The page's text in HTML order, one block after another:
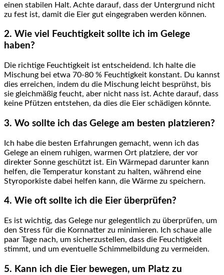
einen stabilen Halt. Achte darauf, dass der‌ Untergrund nicht
⁣zu fest ist, damit die Eier gut eingegraben werden können.
2. Wie ‍viel Feuchtigkeit sollte ich im Gelege
haben?
Die richtige Feuchtigkeit ist entscheidend. Ich halte die ​
Mischung bei etwa 70-80 % ​Feuchtigkeit konstant. ‌Du kannst
dies erreichen,⁣ indem du⁤ die​ Mischung leicht besprühst, bis
sie gleichmäßig feucht, aber nicht nass ist. Achte darauf, ⁣dass
keine Pfützen entstehen, da dies⁣ die‌ Eier schädigen könnte.
3. Wo ‌sollte⁣ ich das Gelege am besten ⁣platzieren?
Ich habe die besten Erfahrungen gemacht, wenn ich das
Gelege an einem ruhigen, warmen ⁣Ort platziere, der vor
direkter Sonne geschützt ist. Ein Wärmepad darunter kann⁢
helfen, ‌die⁣ Temperatur ⁤konstant zu ‌halten, während ‌eine
Styroporkiste dabei helfen kann, die ⁣Wärme zu speichern.
4.⁢ Wie oft sollte ich die Eier überprüfen?
Es ‍ist wichtig, das⁤ Gelege nur gelegentlich zu überprüfen, um
den Stress ​für die Kornnatter zu minimieren. Ich​ schaue alle
‍paar Tage nach, um sicherzustellen, dass die Feuchtigkeit
stimmt, und um eventuelle Schimmelbildung ‌zu‍ vermeiden.
5. ⁣Kann ich die Eier bewegen, um Platz zu